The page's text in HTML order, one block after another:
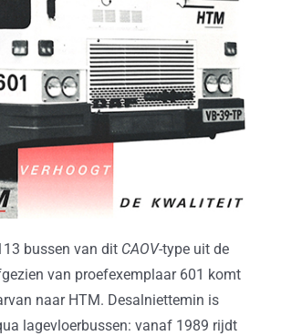
bussen van dit CAOV-type uit de
van proefexemplaar 601 komt
naar HTM. Desalniettemin is
lagevloerbussen: vanaf 1989 rijdt